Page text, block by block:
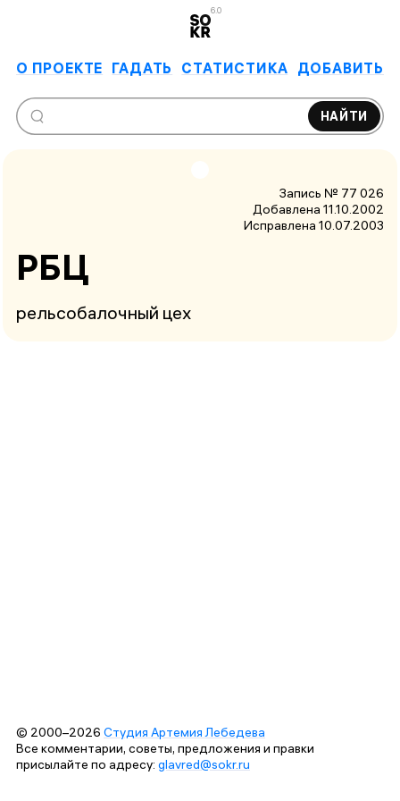
6.0
О ПРОЕКТЕ ГАДАТЬ СТАТИСТИКА ДОБАВИТЬ
НАЙТИ
Запись № 77 026
Добавлена 11.10.2002
Исправлена 10.07.2003
РБЦ
рельсобалочный цех
© 2000–2026 Студия Артемия Лебедева
Все комментарии, советы, предложения и правки
присылайте по адресу: glavred@sokr.ru